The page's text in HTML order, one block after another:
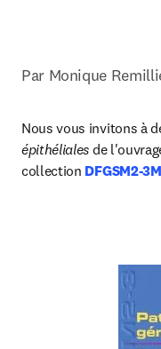
Par Monique
Nous vous invitons à
épithéliales de
collection DFGSM2-